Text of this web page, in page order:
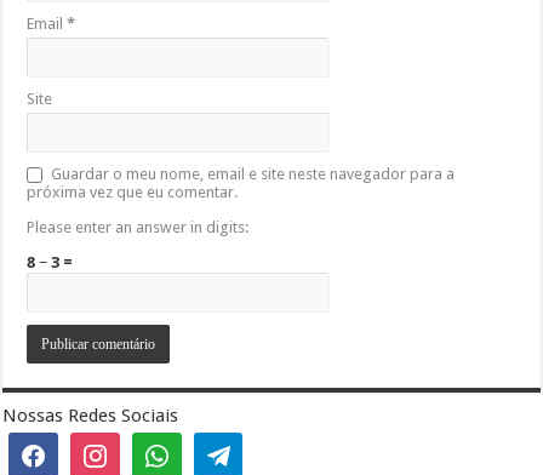
Email*
Site
Guardar o meu nome, email e site neste navegador para a
próxima vez que eu comentar.
Please enter an answer in digits:
8 − 3 =
Nossas Redes Sociais